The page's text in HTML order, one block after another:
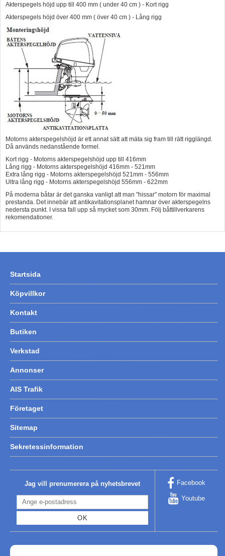
Akterspegels höjd upp till 400 mm ( under 40 cm ) - Kort rigg
Akterspegels höjd över 400 mm ( över 40 cm ) - Lång rigg
Motorns akterspegelshöjd är ett annat sätt att mäta sig fram till rätt rigglängd.
Då används nedanstående formel.
Kort rigg - Motorns akterspegelshöjd upp till 416mm
Lång rigg - Motorns akterspegelshöjd 416mm - 521mm
Extra lång rigg - Motorns akterspegelshöjd 521mm - 556mm
Ultra lång rigg - Motorns akterspegelshöjd 556mm - 622mm
På moderna båtar är det ganska vanligt att man "hissar" motorn för maximal
prestanda. Det innebär att antikavitationsplanet hamnar över akterspegelns
nedersta punkt. I vissa fall upp så mycket som 30mm. Följ båttillverkarens
rekomendationer.
Startsida
Köpvillkor
Kontakt
Butiken
Verkstad
Annonser
AIS Trafik
Företaget
Sitemap
Sekretessinformation
Jag vill prenumerera på nyhetsbrevet
OK
Facebook
Youtube